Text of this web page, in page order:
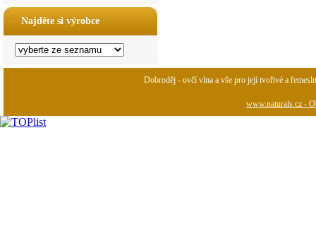
Najděte si výrobce
Dobroděj - ovčí vlna a vše pro její tvořivé a
www.naturals.cz -